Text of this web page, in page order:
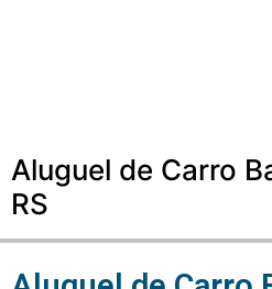
Aluguel de Carro
RS